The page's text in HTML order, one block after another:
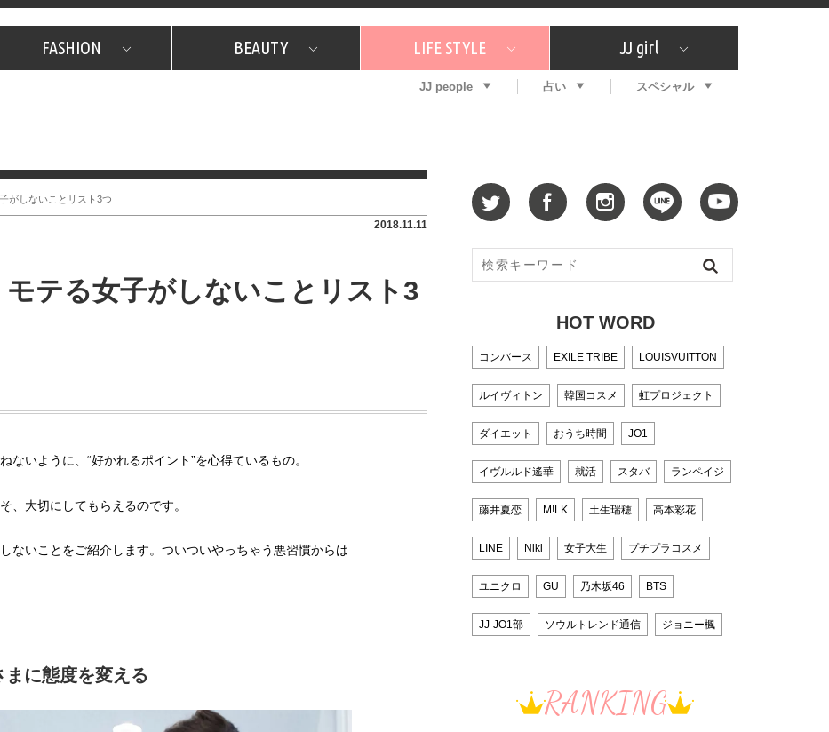
FASHION
JJスタッフの"それどこの"？ プチプラ プレゼント
BEAUTY
コスメ全部試してみた What's NEW？ 特集
LIFE STYLE
JJグルメガイド エンタメ プレゼント
恋愛
JJ girl
特集 おしゃラン！
JJ people 占い スペシャル
がしないことリスト3つ
2018.11.11
テる女子がしないことリスト3
ないように、“好かれるポイント”を心得ているもの。
、大切にしてもらえるのです。
ないことをご紹介します。ついついやっちゃう悪習慣からは
まに態度を変える
HOT WORD
コンバース EXILE TRIBE LOUISVUITTON
ルイヴィトン 韓国コスメ 虹プロジェクト
ダイエット おうち時間 JO1
イヴルルド遙華 就活 スタバ ランペイジ
藤井夏恋 M!LK 土生瑞穂 高本彩花
LINE Niki 女子大生 プチプラコスメ
ユニクロ GU 乃木坂46 BTS
JJ-JO1部 ソウルトレンド通信 ジョニー楓
RANKING